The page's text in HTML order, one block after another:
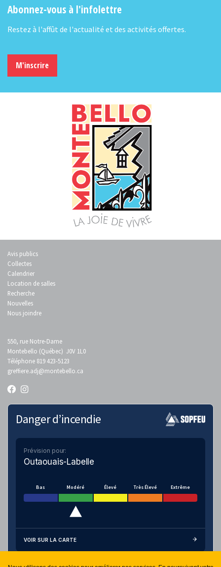
Abonnez-vous à l'infolettre
Restez à l'affût de l'actualité et des activités offertes.
M'inscrire
Avis publics
Collectes
Calendrier
Location de salles
Recherche
Nouvelles
Nous joindre
550, rue Notre-Dame
Montebello (Québec) J0V 1L0
Téléphone 819 423-5123
greffiere.adj@montebello.ca
Danger d’incendie
Prévision pour:
Outaouais-Labelle
Bas Modéré Élevé Très Élevé Extrême
VOIR SUR LA CARTE